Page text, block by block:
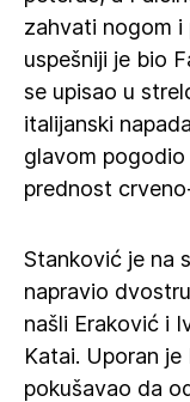
zahvati nogom i
uspešniji je bio
se upisao u
italijanski
glavom
prednost
Stanković je na
napravio
našli Eraković i
Katai. Uporan
pokušavao da